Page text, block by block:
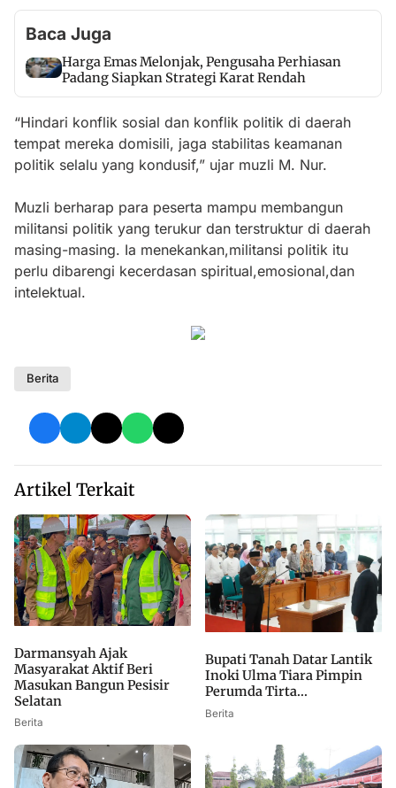
Baca Juga
Harga Emas Melonjak, Pengusaha Perhiasan
Padang Siapkan Strategi Karat Rendah
“Hindari konflik sosial dan konflik politik di daerah
tempat mereka domisili, jaga stabilitas keamanan
politik selalu yang kondusif,” ujar muzli M. Nur.
Muzli berharap para peserta mampu membangun
militansi politik yang terukur dan terstruktur di daerah
masing-masing. Ia menekankan,militansi politik itu
perlu dibarengi kecerdasan spiritual,emosional,dan
intelektual.
Berita
Artikel Terkait
Darmansyah Ajak
Masyarakat Aktif Beri
Masukan Bangun Pesisir
Selatan
Berita
Bupati Tanah Datar Lantik
Inoki Ulma Tiara Pimpin
Perumda Tirta...
Berita